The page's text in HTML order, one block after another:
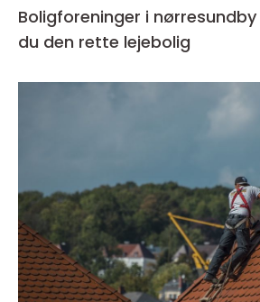
Boligforeninger i nørresundby sådan finder
du den rette lejebolig